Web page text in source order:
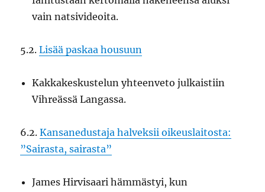
vain natsivideoita.
5.2.Lisää paskaa housuun
Kakkakeskustelun yhteenveto julkaistiin
Vihreässä Langassa.
6.2.Kansanedustaja halveksii oikeuslaitosta:
”Sairasta, sairasta”
James Hirvisaari hämmästyi, kun